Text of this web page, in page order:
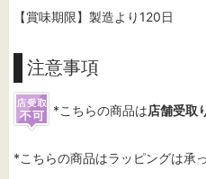
【賞味期限】製造より120日
注意事項
*こちらの商品は店舗受取
*こちらの商品はラッピングは承